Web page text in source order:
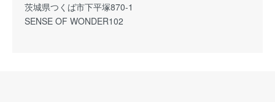
茨城県つくば市下平塚870-1
SENSE OF WONDER102